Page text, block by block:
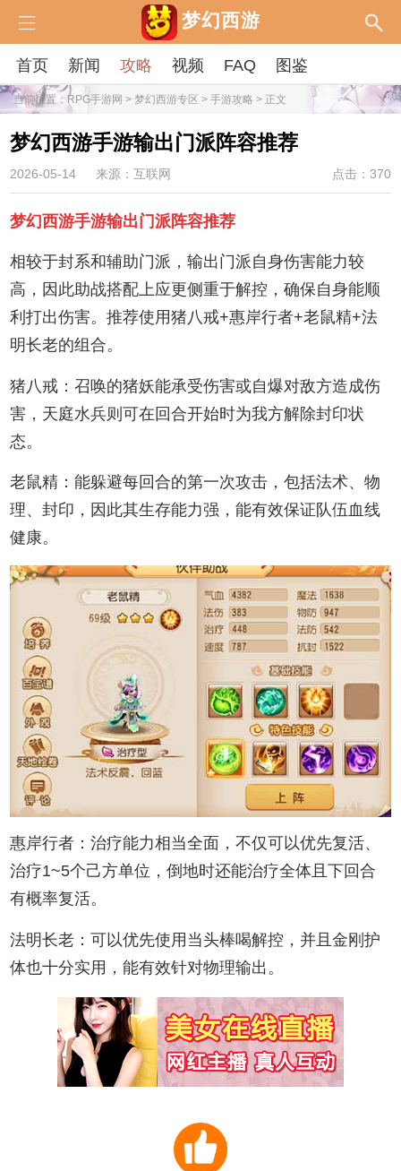
梦幻西游
首页 新闻 攻略 视频 FAQ 图鉴
当前位置：RPG手游网 > 梦幻西游专区 > 手游攻略 > 正文
梦幻西游手游输出门派阵容推荐
2026-05-14 来源：互联网 点击：370
梦幻西游手游输出门派阵容推荐
相较于封系和辅助门派，输出门派自身伤害能力较
高，因此助战搭配上应更侧重于解控，确保自身能顺
利打出伤害。推荐使用猪八戒+惠岸行者+老鼠精+法
明长老的组合。
猪八戒：召唤的猪妖能承受伤害或自爆对敌方造成伤
害，天庭水兵则可在回合开始时为我方解除封印状
态。
老鼠精：能躲避每回合的第一次攻击，包括法术、物
理、封印，因此其生存能力强，能有效保证队伍血线
健康。
惠岸行者：治疗能力相当全面，不仅可以优先复活、
治疗1~5个己方单位，倒地时还能治疗全体且下回合
有概率复活。
法明长老：可以优先使用当头棒喝解控，并且金刚护
体也十分实用，能有效针对物理输出。